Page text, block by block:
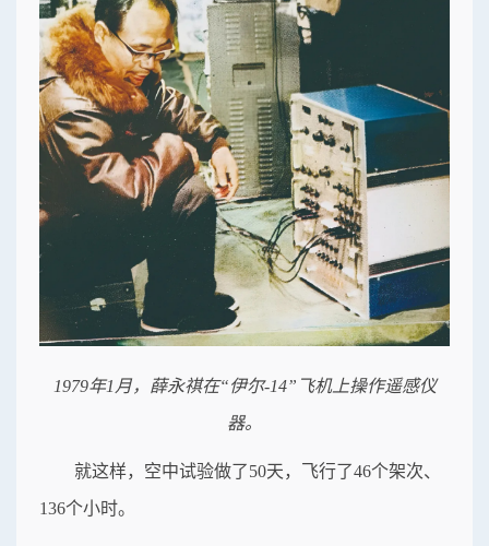
1979年1月，薛永祺在“伊尔-14”飞机上操作遥感仪
器。
就这样，空中试验做了50天，飞行了46个架次、
136个小时。